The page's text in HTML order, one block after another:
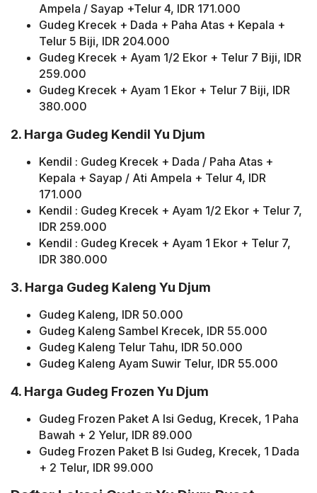
Ampela / Sayap +Telur 4, IDR 171.000
Gudeg Krecek + Dada + Paha Atas + Kepala +
Telur 5 Biji, IDR 204.000
Gudeg Krecek + Ayam 1/2 Ekor + Telur 7 Biji, IDR
259.000
Gudeg Krecek + Ayam 1 Ekor + Telur 7 Biji, IDR
380.000
2. Harga Gudeg Kendil Yu Djum
Kendil : Gudeg Krecek + Dada / Paha Atas +
Kepala + Sayap / Ati Ampela + Telur 4, IDR
171.000
Kendil : Gudeg Krecek + Ayam 1/2 Ekor + Telur 7,
IDR 259.000
Kendil : Gudeg Krecek + Ayam 1 Ekor + Telur 7,
IDR 380.000
3. Harga Gudeg Kaleng Yu Djum
Gudeg Kaleng, IDR 50.000
Gudeg Kaleng Sambel Krecek, IDR 55.000
Gudeg Kaleng Telur Tahu, IDR 50.000
Gudeg Kaleng Ayam Suwir Telur, IDR 55.000
4. Harga Gudeg Frozen Yu Djum
Gudeg Frozen Paket A Isi Gedug, Krecek, 1 Paha
Bawah + 2 Yelur, IDR 89.000
Gudeg Frozen Paket B Isi Gudeg, Krecek, 1 Dada
+ 2 Telur, IDR 99.000